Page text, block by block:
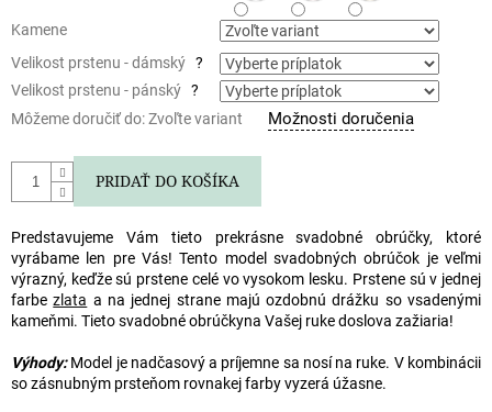
Kamene
Velikost prstenu - dámský ?
Velikost prstenu - pánský ?
Môžeme doručiť do:Zvoľte variant Možnosti doručenia
PRIDAŤ DO KOŠÍKA
Predstavujeme Vám tieto prekrásnesvadobné obrúčky, ktoré
vyrábame len pre Vás! Tento model svadobných obrúčok je veľmi
výrazný, keďže sú prstene celé vo vysokom lesku. Prstene sú v jednej
farbezlata a na jednej strane majú ozdobnú drážku so vsadenými
kameňmi. Tietosvadobné obrúčkyna Vašej ruke doslova zažiaria!
Výhody:Model je nadčasový a príjemne sa nosí na ruke. V kombinácii
so zásnubným prsteňom rovnakej farby vyzerá úžasne.